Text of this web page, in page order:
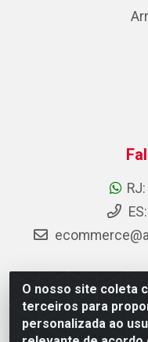
O nosso site coleta
terceiros para
personalizada ao
AC Araujo
São Cristóvão, Rio
CNPJ